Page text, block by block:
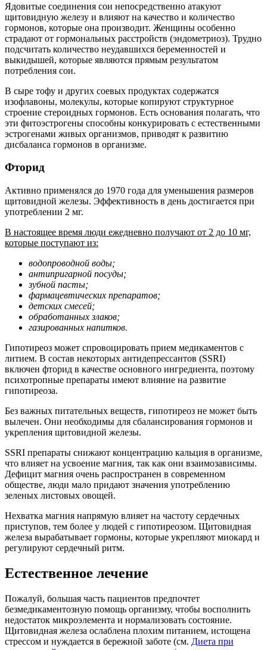
Ядовитые соединения сои непосредственно атакуют
щитовидную железу и влияют на качество и количество
гормонов, которые она производит. Женщины особенно
страдают от гормональных расстройств (эндометриоз). Трудно
подсчитать количество неудавшихся беременностей и
выкидышей, которые являются прямым результатом
потребления сои.
В сыре тофу и других соевых продуктах содержатся
изофлавоны, молекулы, которые копируют структурное
строение стероидных гормонов. Есть основания полагать, что
эти фитоэстрогены способны конкурировать с естественными
эстрогенами живых организмов, приводят к развитию
дисбаланса гормонов в организме.
Фторид
Активно применялся до 1970 года для уменьшения размеров
щитовидной железы. Эффективность в день достигается при
употреблении 2 мг.
В настоящее время люди ежедневно получают от 2 до 10 мг,
которые поступают из:
водопроводной воды;
антипригарной посуды;
зубной пасты;
фармацевтических препаратов;
детских смесей;
обработанных злаков;
газированных напитков.
Гипотиреоз может спровоцировать прием медикаментов с
литием. В состав некоторых антидепрессантов (SSRI)
включен фторид в качестве основного ингредиента, поэтому
психотропные препараты имеют влияние на развитие
гипотиреоза.
Без важных питательных веществ, гипотиреоз не может быть
вылечен. Они необходимы для сбалансирования гормонов и
укрепления щитовидной железы.
SSRI препараты снижают концентрацию кальция в организме,
что влияет на усвоение магния, так как они взаимозависимы.
Дефицит магния очень распространен в современном
обществе, люди мало придают значения употреблению
зеленых листовых овощей.
Нехватка магния напрямую влияет на частоту сердечных
приступов, тем более у людей с гипотиреозом. Щитовидная
железа вырабатывает гормоны, которые укрепляют миокард и
регулируют сердечный ритм.
Естественное лечение
Пожалуй, большая часть пациентов предпочтет
безмедикаментозную помощь организму, чтобы восполнить
недостаток микроэлемента и нормализовать состояние.
Щитовидная железа ослаблена плохим питанием, истощена
стрессом и нуждается в бережной заботе (см. Диета при